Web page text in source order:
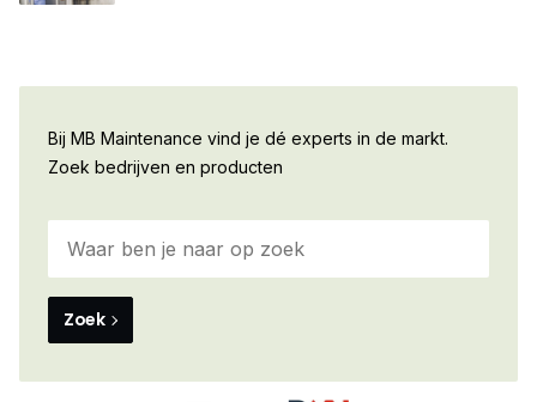
Bij MB Maintenance vind je dé experts in de markt.
Zoek bedrijven en producten
Zoek